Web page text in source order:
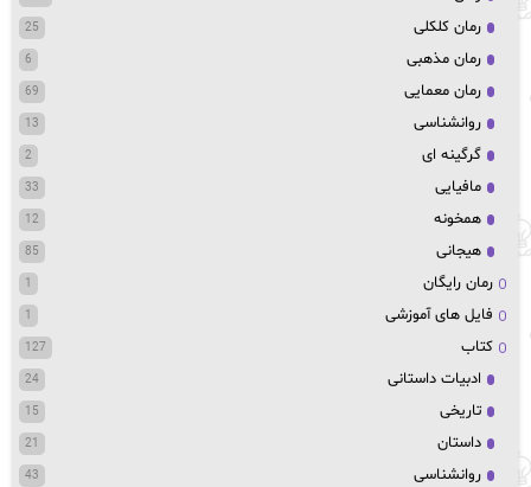
رمان کلکلی 25
رمان مذهبی 6
رمان معمایی 69
روانشناسی 13
گرگینه ای 2
مافیایی 33
همخونه 12
هیجانی 85
رمان رایگان 1
فایل های آموزشی 1
کتاب 127
ادبیات داستانی 24
تاریخی 15
داستان 21
روانشناسی 43